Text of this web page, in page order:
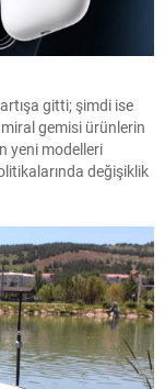
gitti; şimdi ise
gemisi ürünlerin
yeni modelleri
değişiklik
18 serisinin